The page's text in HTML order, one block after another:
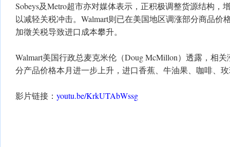
Sobeys及Metro超市亦对媒体表示，正积极调整货源结构，
以减轻关税冲击。Walmart则已在美国地区调涨部分商品价
加徵关税导致进口成本攀升。
Walmart美国行政总麦克米伦（Doug McMillon）透露，相
分产品价格本月进一步上升，进口香蕉、牛油果、咖啡、
影片链接： youtu.be/KrkUTAbWssg